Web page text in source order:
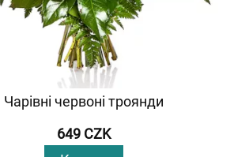
Чарівні червоні троянди
649 CZK